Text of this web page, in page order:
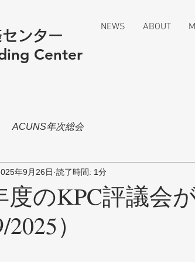
ンター
Center
NEWS ABOUT
ACUNS年次総会
度のKPC評議会
2025）
年9月26日 読了時間: 1分